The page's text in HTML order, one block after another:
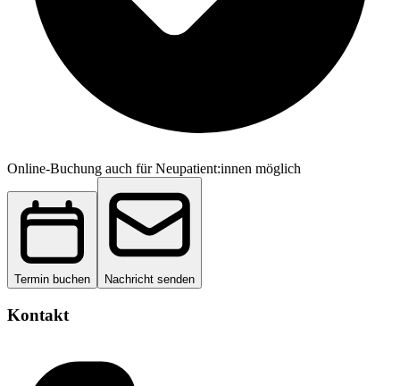
Online-Buchung auch für Neupatient:innen möglich
Termin buchen Nachricht senden
Kontakt